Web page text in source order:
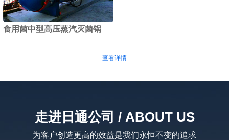
食用菌中型高压蒸汽灭菌锅
查看详情
走进日通公司 / ABOUT US
为客户创造更高的效益是我们永恒不变的追求